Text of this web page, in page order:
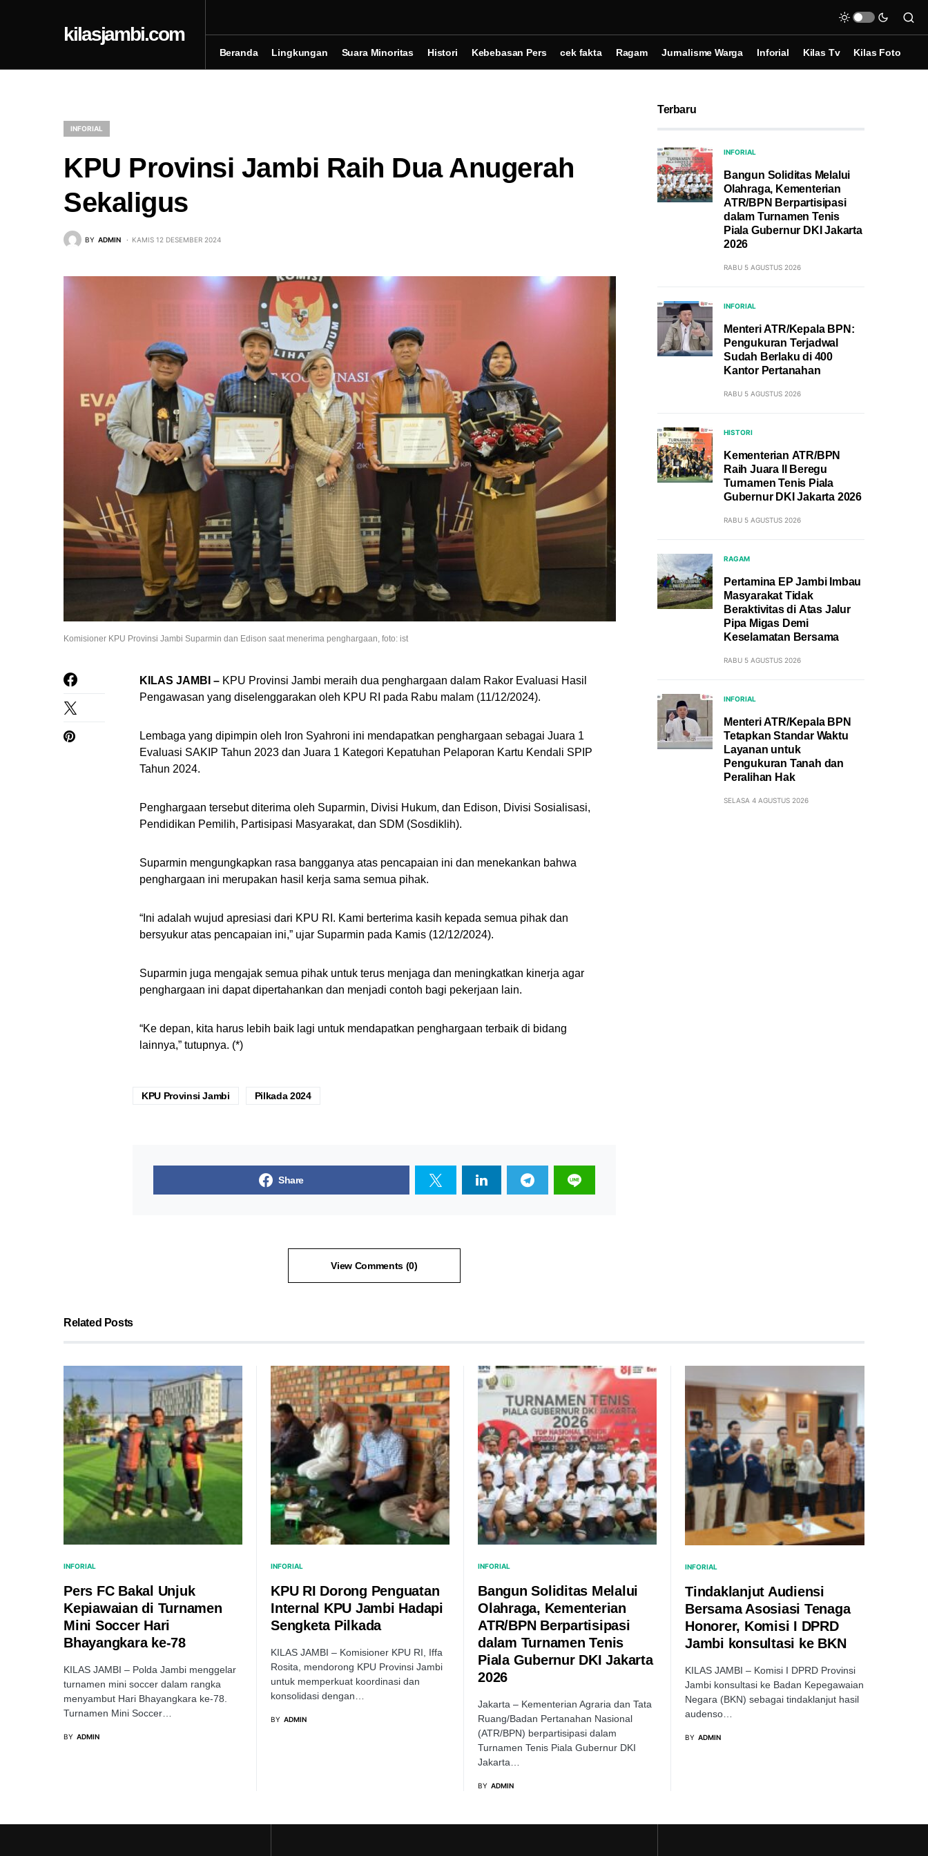
kilasjambi.com
Beranda Lingkungan Suara Minoritas Histori Kebebasan Pers cek fakta Ragam Jurnalisme Warga Inforial Kilas Tv Kilas Foto
INFORIAL
KPU Provinsi Jambi Raih Dua Anugerah
Sekaligus
BY ADMIN KAMIS 12 DESEMBER 2024
Komisioner KPU Provinsi Jambi Suparmin dan Edison saat menerima penghargaan, foto: ist
KILAS JAMBI – KPU Provinsi Jambi meraih dua penghargaan dalam Rakor Evaluasi Hasil
Pengawasan yang diselenggarakan oleh KPU RI pada Rabu malam (11/12/2024).
Lembaga yang dipimpin oleh Iron Syahroni ini mendapatkan penghargaan sebagai Juara 1
Evaluasi SAKIP Tahun 2023 dan Juara 1 Kategori Kepatuhan Pelaporan Kartu Kendali SPIP
Tahun 2024.
Penghargaan tersebut diterima oleh Suparmin, Divisi Hukum, dan Edison, Divisi Sosialisasi,
Pendidikan Pemilih, Partisipasi Masyarakat, dan SDM (Sosdiklih).
Suparmin mengungkapkan rasa bangganya atas pencapaian ini dan menekankan bahwa
penghargaan ini merupakan hasil kerja sama semua pihak.
“Ini adalah wujud apresiasi dari KPU RI. Kami berterima kasih kepada semua pihak dan
bersyukur atas pencapaian ini,” ujar Suparmin pada Kamis (12/12/2024).
Suparmin juga mengajak semua pihak untuk terus menjaga dan meningkatkan kinerja agar
penghargaan ini dapat dipertahankan dan menjadi contoh bagi pekerjaan lain.
“Ke depan, kita harus lebih baik lagi untuk mendapatkan penghargaan terbaik di bidang
lainnya,” tutupnya. (*)
KPU Provinsi Jambi Pilkada 2024
Share
View Comments (0)
Terbaru
INFORIAL
Bangun Soliditas Melalui
Olahraga, Kementerian
ATR/BPN Berpartisipasi
dalam Turnamen Tenis
Piala Gubernur DKI Jakarta
2026
RABU 5 AGUSTUS 2026
INFORIAL
Menteri ATR/Kepala BPN:
Pengukuran Terjadwal
Sudah Berlaku di 400
Kantor Pertanahan
RABU 5 AGUSTUS 2026
HISTORI
Kementerian ATR/BPN
Raih Juara II Beregu
Turnamen Tenis Piala
Gubernur DKI Jakarta 2026
RABU 5 AGUSTUS 2026
RAGAM
Pertamina EP Jambi Imbau
Masyarakat Tidak
Beraktivitas di Atas Jalur
Pipa Migas Demi
Keselamatan Bersama
RABU 5 AGUSTUS 2026
INFORIAL
Menteri ATR/Kepala BPN
Tetapkan Standar Waktu
Layanan untuk
Pengukuran Tanah dan
Peralihan Hak
SELASA 4 AGUSTUS 2026
Related Posts
INFORIAL
Pers FC Bakal Unjuk
Kepiawaian di Turnamen
Mini Soccer Hari
Bhayangkara ke-78
KILAS JAMBI – Polda Jambi menggelar
turnamen mini soccer dalam rangka
menyambut Hari Bhayangkara ke-78.
Turnamen Mini Soccer…
BY ADMIN
INFORIAL
KPU RI Dorong Penguatan
Internal KPU Jambi Hadapi
Sengketa Pilkada
KILAS JAMBI – Komisioner KPU RI, Iffa
Rosita, mendorong KPU Provinsi Jambi
untuk memperkuat koordinasi dan
konsolidasi dengan…
BY ADMIN
INFORIAL
Bangun Soliditas Melalui
Olahraga, Kementerian
ATR/BPN Berpartisipasi
dalam Turnamen Tenis
Piala Gubernur DKI Jakarta
2026
Jakarta – Kementerian Agraria dan Tata
Ruang/Badan Pertanahan Nasional
(ATR/BPN) berpartisipasi dalam
Turnamen Tenis Piala Gubernur DKI
Jakarta…
BY ADMIN
INFORIAL
Tindaklanjut Audiensi
Bersama Asosiasi Tenaga
Honorer, Komisi I DPRD
Jambi konsultasi ke BKN
KILAS JAMBI – Komisi I DPRD Provinsi
Jambi konsultasi ke Badan Kepegawaian
Negara (BKN) sebagai tindaklanjut hasil
audenso…
BY ADMIN